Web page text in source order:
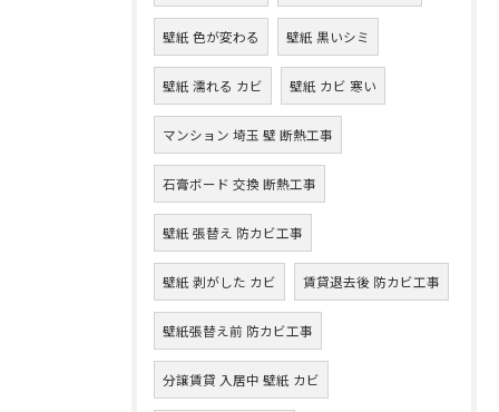
壁紙 色が変わる 壁紙 黒いシミ
壁紙 濡れる カビ 壁紙 カビ 寒い
マンション 埼玉 壁 断熱工事
石膏ボード 交換 断熱工事
壁紙 張替え 防カビ工事
壁紙 剥がした カビ 賃貸退去後 防カビ工事
壁紙張替え前 防カビ工事
分譲賃貸 入居中 壁紙 カビ